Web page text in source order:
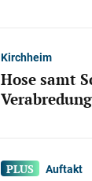
Kirchheim
Hose samt
Auftakt